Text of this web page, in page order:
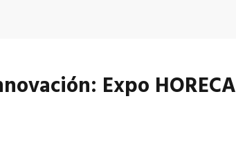
Expo HORECA